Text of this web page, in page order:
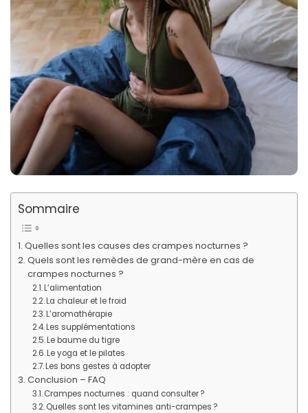
Sommaire
Quelles sont les causes des crampes nocturnes ?
Quels sont les remèdes de grand-mère en cas de
crampes nocturnes ?
L’alimentation
La chaleur et le froid
L’aromathérapie
Les supplémentations
Le baume du tigre
Le yoga et le pilates
Les bons gestes à adopter
Conclusion – FAQ
Crampes nocturnes : quand consulter ?
Quelles sont les vitamines anti-crampes ?